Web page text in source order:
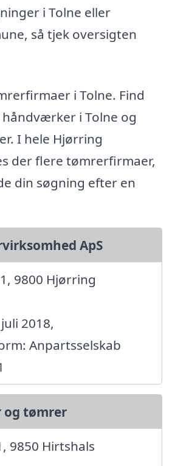
i Tolne eller
så tjek oversigten
i Tolne. Find
i Tolne og
I hele Hjørring
der flere tømrerfirmaer,
din søgning efter en
ApS
9800 Hjørring
2018,
Anpartsselskab
og tømrer
9850 Hirtshals